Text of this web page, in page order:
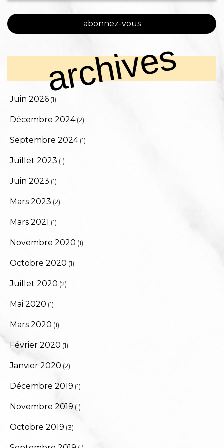
abonnez-vous
archives
Juin 2026 (1)
Décembre 2024(2)
Septembre 2024(1)
Juillet 2023 (1)
Juin 2023 (1)
Mars 2023 (2)
Mars 2021 (1)
Novembre 2020 (1)
Octobre 2020 (1)
Juillet 2020 (2)
Mai 2020 (1)
Mars 2020 (1)
Février 2020 (1)
Janvier 2020 (2)
Décembre 2019 (1)
Novembre 2019 (1)
Octobre 2019 (3)